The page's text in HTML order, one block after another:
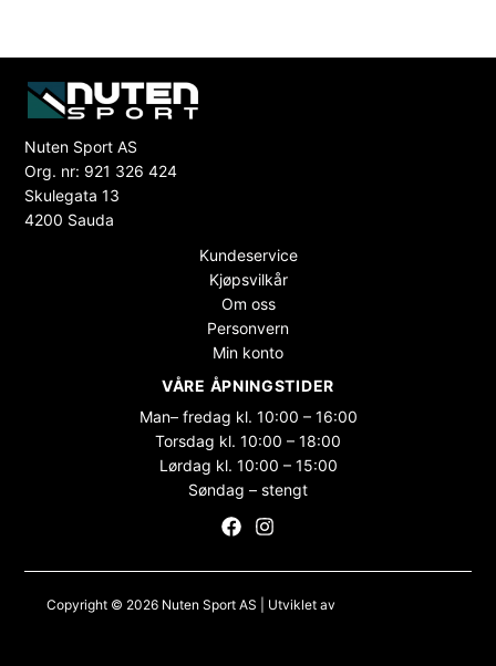
Nuten Sport AS
Org. nr: 921 326 424
Skulegata 13
4200 Sauda
Kundeservice
Kjøpsvilkår
Om oss
Personvern
Min konto
VÅRE ÅPNINGSTIDER
Man– fredag kl. 10:00 – 16:00
Torsdag kl. 10:00 – 18:00
Lørdag kl. 10:00 – 15:00
Søndag – stengt
Copyright © 2026 Nuten Sport AS | Utviklet av